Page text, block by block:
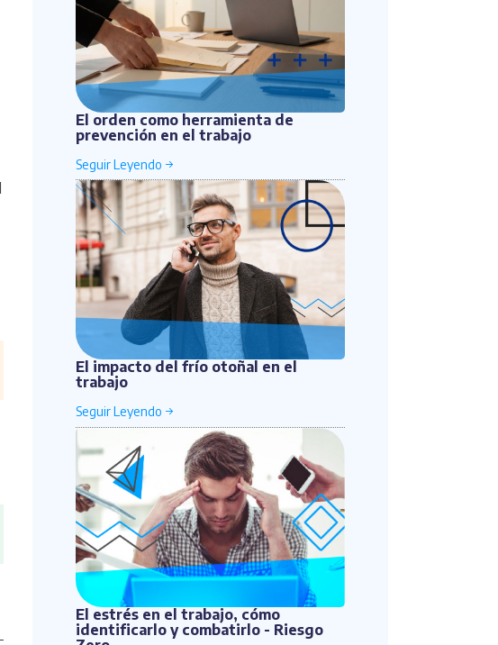
El orden como herramienta de
prevención en el trabajo
El impacto del frío otoñal en el
trabajo
El estrés en el trabajo, cómo
identificarlo y combatirlo - Riesgo